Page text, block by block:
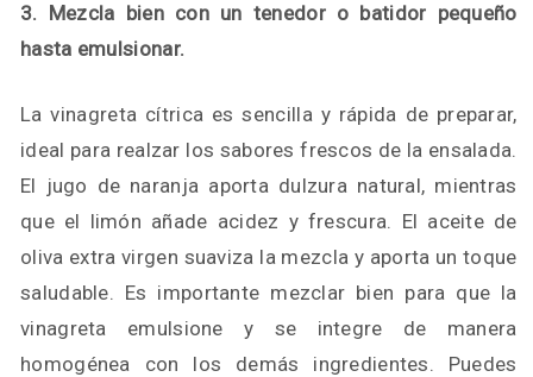
3. Mezcla bien con un tenedor o batidor pequeño
hasta emulsionar.
La vinagreta cítrica es sencilla y rápida de preparar,
ideal para realzar los sabores frescos de la ensalada.
El jugo de naranja aporta dulzura natural, mientras
que el limón añade acidez y frescura. El aceite de
oliva extra virgen suaviza la mezcla y aporta un toque
saludable. Es importante mezclar bien para que la
vinagreta emulsione y se integre de manera
homogénea con los demás ingredientes. Puedes